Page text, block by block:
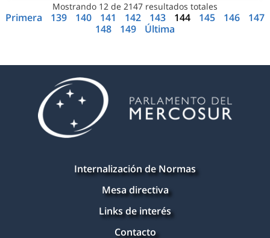
Mostrando 12 de 2147 resultados totales
Primera 139 140 141 142 143 144 145 146
147
148
149 Última
Internalización de Normas
Mesa directiva
Links de interés
Contacto